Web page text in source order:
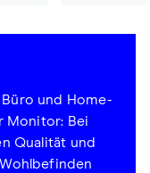
und Home-
Monitor: Bei
Qualität und